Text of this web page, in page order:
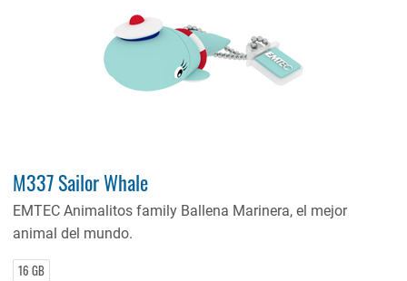
M337 Sailor Whale
EMTEC Animalitos family Ballena Marinera, el mejor
animal del mundo.
16 GB